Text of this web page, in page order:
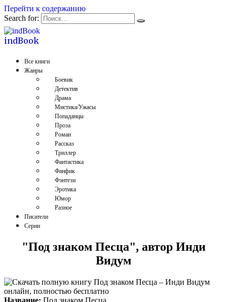
Перейти к содержанию
Search for:
indBook
Все книги
Жанры
Боевик
Детектив
Драма
Мистика/Ужасы
Попаданцы
Проза
Роман
Рассказ
Триллер
Фантастика
Фанфик
Фэнтези
Эротика
Юмор
Разное
Писатели
Серии
"Под знаком Песца", автор Инди
Видум
Название: Под знаком Песца